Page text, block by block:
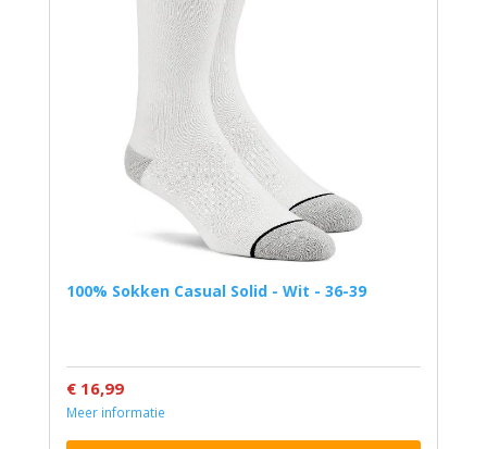
100% Sokken Casual Solid - Wit - 36-39
€ 16,99
Meer informatie